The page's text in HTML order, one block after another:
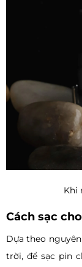
Khi
Cách sạc
Dựa theo
trời, để sạc pin